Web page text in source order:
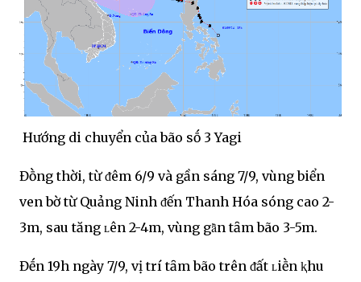
Hướng di chuyển của bão sṓ 3 Yagi
Đṑng thời, từ ᵭêm 6/9 và gần sáng 7/9, vùng biển
ven bờ từ Quảng Ninh ᵭến Thanh Hóa sóng cao 2-
3m, sau tăng ʟên 2-4m, vùng gȃ̀n tȃm bão 3-5m.
Đḗn 19h ngày 7/9, vị trí tȃm bão trên ᵭất ʟiḕn ⱪhu